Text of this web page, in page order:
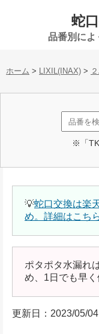
蛇
品番別によ
ホーム > LIXIL(INAX) >
※「
💡蛇口交換は楽
め。詳細はこち
ポタポタ水漏れ
め、1日でも早く
更新日：2023/05/04